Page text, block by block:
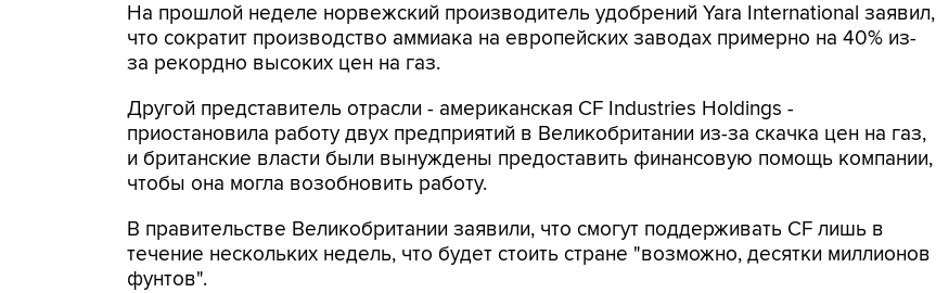
На прошлой неделе норвежский производитель удобрений Yara International заявил,
что сократит производство аммиака на европейских заводах примерно на 40% из-
за рекордно высоких цен на газ.
Другой представитель отрасли - американская CF Industries Holdings -
приостановила работу двух предприятий в Великобритании из-за скачка цен на газ,
и британские власти были вынуждены предоставить финансовую помощь компании,
чтобы она могла возобновить работу.
В правительстве Великобритании заявили, что смогут поддерживать CF лишь в
течение нескольких недель, что будет стоить стране "возможно, десятки миллионов
фунтов".